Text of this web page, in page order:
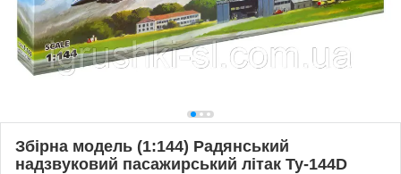
Збірна модель (1:144) Радянський
надзвуковий пасажирський літак Ту-144D